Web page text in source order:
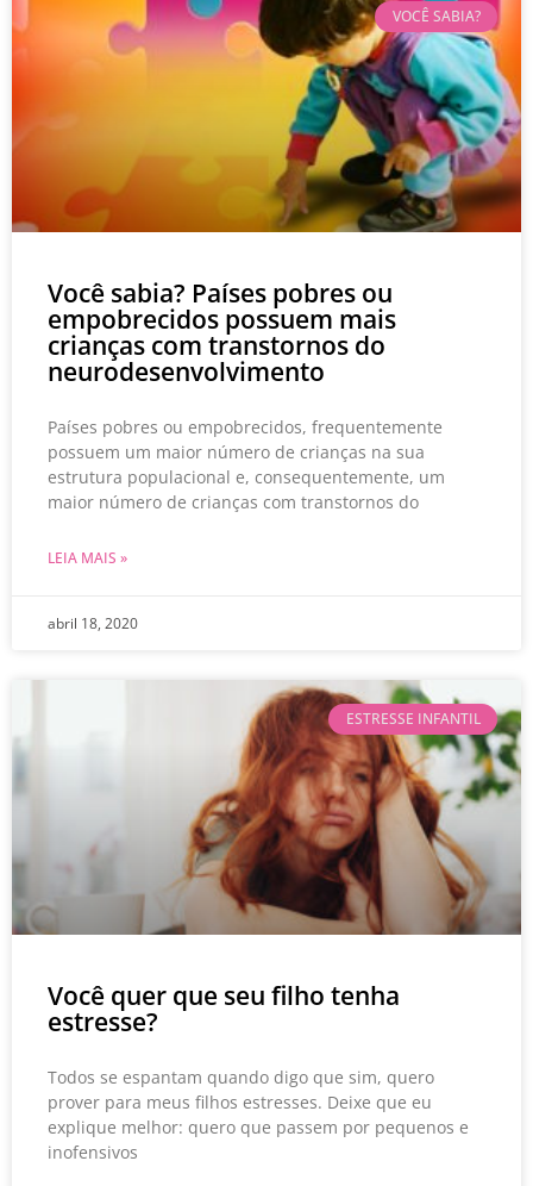
VOCÊ SABIA?
Você sabia? Países pobres ou
empobrecidos possuem mais
crianças com transtornos do
neurodesenvolvimento
Países pobres ou empobrecidos, frequentemente
possuem um maior número de crianças na sua
estrutura populacional e, consequentemente, um
maior número de crianças com transtornos do
LEIA MAIS »
abril 18, 2020
ESTRESSE INFANTIL
Você quer que seu filho tenha
estresse?
Todos se espantam quando digo que sim, quero
prover para meus filhos estresses. Deixe que eu
explique melhor: quero que passem por pequenos e
inofensivos